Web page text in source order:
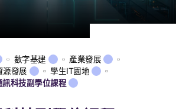
數字基建
產業發展
源發展
學生IT園地
訊科技副學位課程